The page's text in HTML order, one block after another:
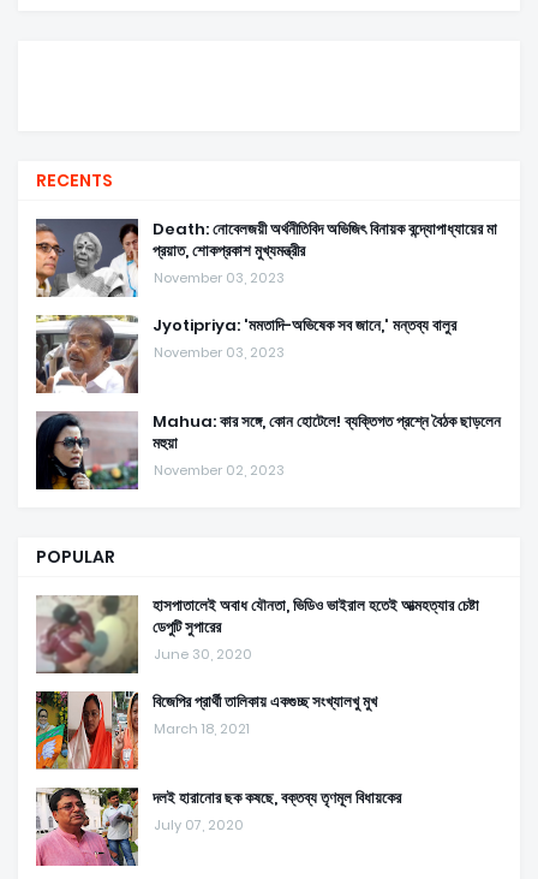
RECENTS
Death: নোবেলজয়ী অর্থনীতিবিদ অভিজিৎ বিনায়ক বন্দ্যোপাধ্যায়ের মা
প্রয়াত, শোকপ্রকাশ মুখ্যমন্ত্রীর
November 03, 2023
Jyotipriya: 'মমতাদি-অভিষেক সব জানে,' মন্তব্য বালুর
November 03, 2023
Mahua: কার সঙ্গে, কোন হোটেলে! ব্যক্তিগত প্রশ্নে বৈঠক ছাড়লেন
মহুয়া
November 02, 2023
POPULAR
হাসপাতালেই অবাধ যৌনতা, ভিডিও ভাইরাল হতেই আত্মহত্যার চেষ্টা
ডেপুটি সুপারের
June 30, 2020
বিজেপির প্রার্থী তালিকায় একগুচ্ছ সংখ্যালখু মুখ
March 18, 2021
দলই হারানোর ছক কষছে, বক্তব্য তৃণমূল বিধায়কের
July 07, 2020